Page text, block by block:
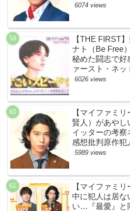
め・松本幸四郎
6074 views
【THE FIRST
ナト（Be Free
秘めた闘志で好
ァースト・ネ
まとめ・スッキ
6026 views
【マイファミ
賢人）があやし
イッターの考察
感想批判原作犯
じ伏線まとめ】
5989 views
【マイファミ
中に犯人は居な
い…『最愛』と